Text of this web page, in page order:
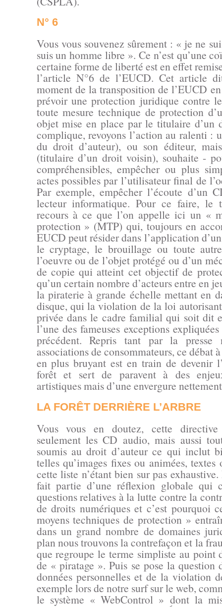
N° 6
Vous vous souvenez sûrement : « je ne
suis un homme libre ». Ce n’est qu’une
certaine forme de liberté est en effet
l’article N°6 de l’EUCD. Cet article
moment de la transposition de l’EUCD
prévoir une protection juridique contre
toute mesure technique de protection
objet mise en place par le titulaire d’un
complique, revoyons l’action au ralenti :
du droit d’auteur), ou son éditeur,
(titulaire d’un droit voisin), souhaite -
compréhensibles, empêcher ou plus
actes possibles par l’utilisateur final de
Par exemple, empêcher l’écoute d’un
lecteur informatique. Pour ce faire,
recours à ce que l’on appelle ici un «
protection » (MTP) qui, toujours en
EUCD peut résider dans l’application
le cryptage, le brouillage ou toute
l’oeuvre ou de l’objet protégé ou d’un
de copie qui atteint cet objectif de
qu’un certain nombre d’acteurs entre en
la piraterie à grande échelle mettant en
disque, qui la violation de la loi
privée dans le cadre familial qui soit dit
l’une des fameuses exceptions
précédent. Repris tant par la presse
associations de consommateurs, ce débat
en plus bruyant est en train de devenir
forêt et sert de paravent à des
artistiques mais d’une envergure
LA FORÊT DERRIÈRE L’ARBRE
Vous vous en doutez, cette
seulement les CD audio, mais aussi
soumis au droit d’auteur ce qui inclut
telles qu’images fixes ou animées,
cette liste n’étant bien sur pas
fait partie d’une réflexion globale qui
questions relatives à la lutte contre la
de droits numériques et c’est pourquoi
moyens techniques de protection »
dans un grand nombre de domaines
plan nous trouvons la contrefaçon et la
que regroupe le terme simpliste au point
de « piratage ». Puis se pose la question
données personnelles et de la violation
exemple lors de notre surf sur le web,
le système « WebControl » dont la